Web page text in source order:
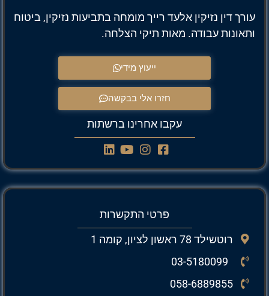
עורך דין נזיקין אלעד רייך מומחה בתביעות נזיקין, ביטוח
ותאונות עבודה. מאות תיקי הצלחה.
ייעוץ מידי
חזרו אלי בבקשה
עקבו אחרינו ברשתות
פרטי התקשרות
רוטשילד 78 ראשון לציון, קומה 1
058-6889855